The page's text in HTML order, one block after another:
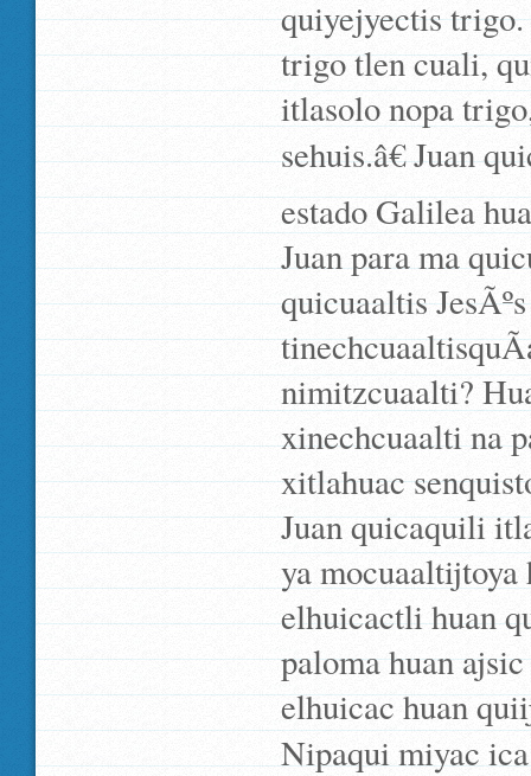
quiyejyectis
trigo tlen cuali,
itlasolo nopa
sehuis.â€ Juan
estado Galilea
Juan para ma
quicuaaltis
nimitzcuaalti?
xinechcuaalti na
xitlahuac
Juan quicaquili
ya
elhuicactli huan
paloma huan
elhuicac huan
Nipaqui miyac ica